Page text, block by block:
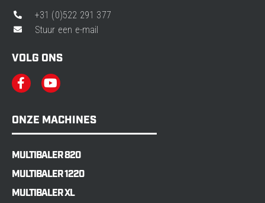
+31 (0)522 291 377
Stuur een e-mail
VOLG ONS
ONZE MACHINES
MULTIBALER 820
MULTIBALER 1220
MULTIBALER XL